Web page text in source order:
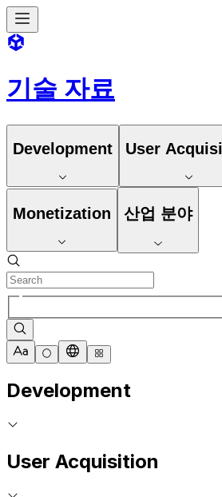
기술 자료
Development User
Monetization 산업 분야
Development
User Acquisition